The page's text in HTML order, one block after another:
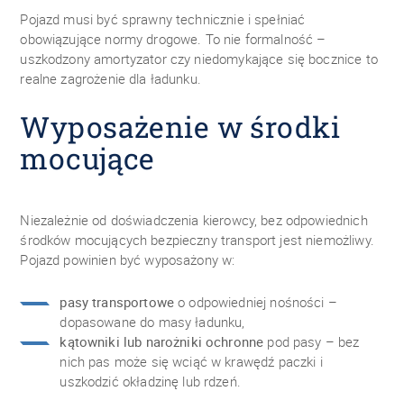
Pojazd musi być sprawny technicznie i spełniać
obowiązujące normy drogowe. To nie formalność –
uszkodzony amortyzator czy niedomykające się bocznice to
realne zagrożenie dla ładunku.
Wyposażenie w środki
mocujące
Niezależnie od doświadczenia kierowcy, bez odpowiednich
środków mocujących bezpieczny transport jest niemożliwy.
Pojazd powinien być wyposażony w:
pasy transportoweo odpowiedniej nośności –
dopasowane do masy ładunku,
kątowniki lub narożniki ochronne pod pasy – bez
nich pas może się wciąć w krawędź paczki i
uszkodzić okładzinę lub rdzeń.